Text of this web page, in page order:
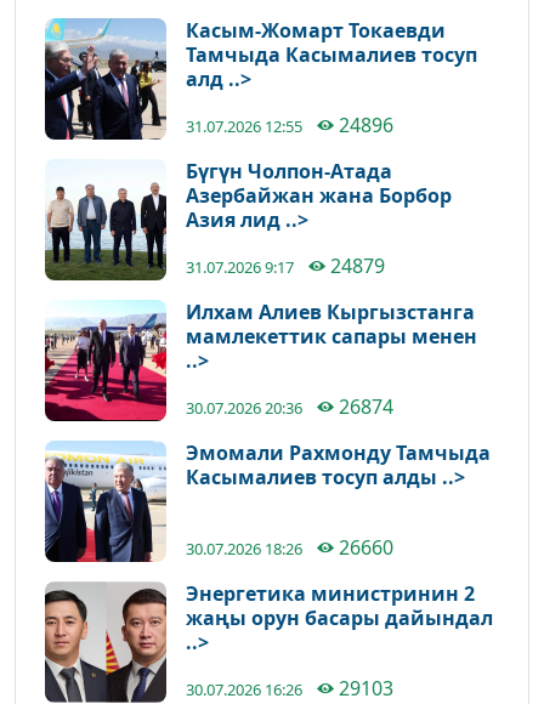
Касым-Жомарт Токаевди
Тамчыда Касымалиев тосуп
алд ..>
31.07.2026 12:55
24896
Бүгүн Чолпон-Атада
Азербайжан жана Борбор
Азия лид ..>
31.07.2026 9:17
24879
Илхам Алиев Кыргызстанга
мамлекеттик сапары менен
..>
30.07.2026 20:36
26874
Эмомали Рахмонду Тамчыда
Касымалиев тосуп алды ..>
30.07.2026 18:26
26660
Энергетика министринин 2
жаңы орун басары дайындал
..>
30.07.2026 16:26
29103